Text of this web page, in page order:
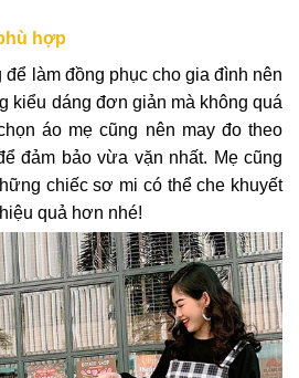
hợp
làm đồng phục cho gia đình nên
kiểu dáng đơn giản mà không quá
áo mẹ cũng nên may đo theo
đảm bảo vừa vặn nhất. Mẹ cũng
chiếc sơ mi có thể che khuyết
quả hơn nhé!